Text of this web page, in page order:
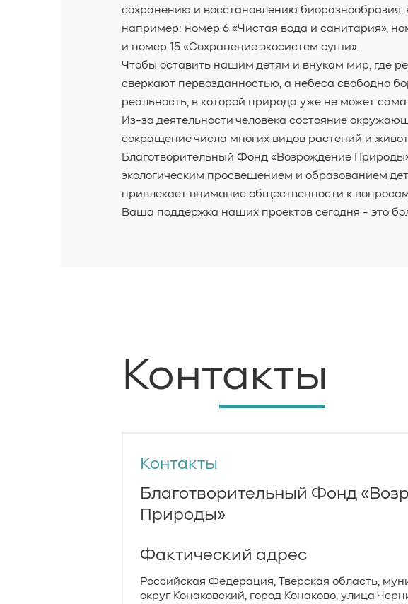
сохранению и восстановлению
например: номер 6 «Чистая вода и санитария»,
и номер 15 «Сохранение экосистем суши».
Чтобы оставить нашим детям и внукам мир, где
сверкают первозданностью, а небеса свободно
реальность, в которой природа уже не может
Из-за деятельности человека состояние
сокращение числа многих видов растений и
Благотворительный Фонд «Возрождение
экологическим просвещением и образованием
привлекает внимание общественности к
Ваша поддержка наших проектов сегодня - это
Контакты
Контакты
Благотворительный Фонд
Природы»
Фактический адрес
Российская Федерация, Тверская область,
округ Конаковский, город Конаково, улица